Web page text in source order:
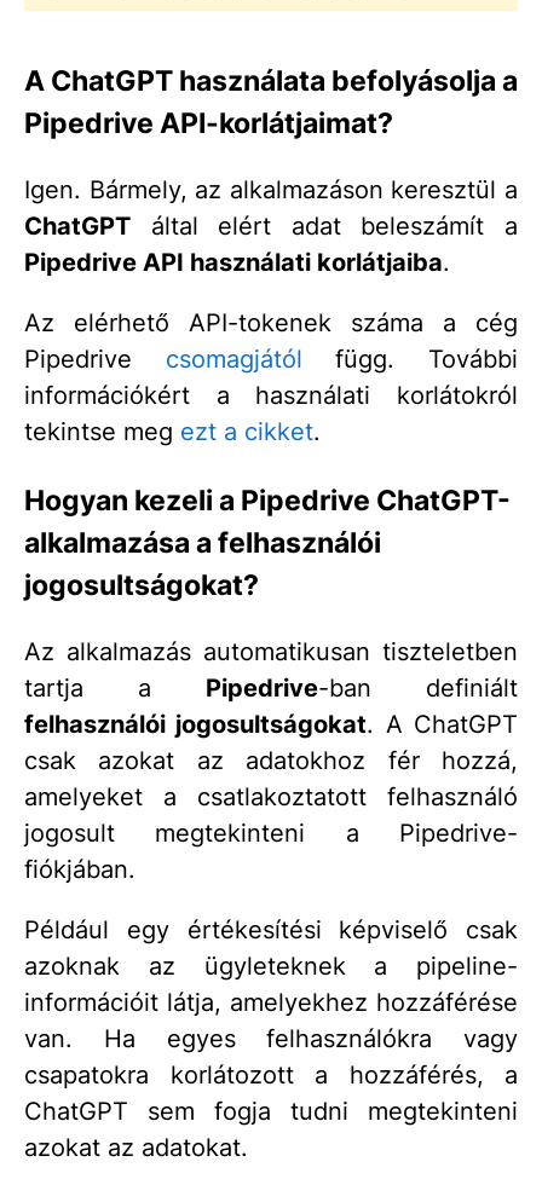
A ChatGPT használata befolyásolja a
Pipedrive API-korlátjaimat?
Igen. Bármely, az alkalmazáson keresztül a
ChatGPT által elért adat beleszámít a
Pipedrive API használati korlátjaiba.
Az elérhető API-tokenek száma a cég
Pipedrive csomagjától függ. További
információkért a használati korlátokról
tekintse meg ezt a cikket.
Hogyan kezeli a Pipedrive ChatGPT-
alkalmazása a felhasználói
jogosultságokat?
Az alkalmazás automatikusan tiszteletben
tartja a Pipedrive-ban definiált
felhasználói jogosultságokat. A ChatGPT
csak azokat az adatokhoz fér hozzá,
amelyeket a csatlakoztatott felhasználó
jogosult megtekinteni a Pipedrive-
fiókjában.
Például egy értékesítési képviselő csak
azoknak az ügyleteknek a pipeline-
információit látja, amelyekhez hozzáférése
van. Ha egyes felhasználókra vagy
csapatokra korlátozott a hozzáférés, a
ChatGPT sem fogja tudni megtekinteni
azokat az adatokat.